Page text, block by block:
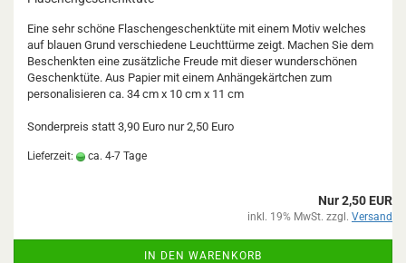
Eine sehr schöne Flaschengeschenktüte mit einem Motiv welches
auf blauen Grund verschiedene Leuchttürme zeigt. Machen Sie dem
Beschenkten eine zusätzliche Freude mit dieser wunderschönen
Geschenktüte. Aus Papier mit einem Anhängekärtchen zum
personalisieren ca. 34 cm x 10 cm x 11 cm
Sonderpreis statt 3,90 Euro nur 2,50 Euro
Lieferzeit: ca. 4-7 Tage
Nur 2,50 EUR
inkl. 19% MwSt. zzgl. Versand
IN DEN WARENKORB